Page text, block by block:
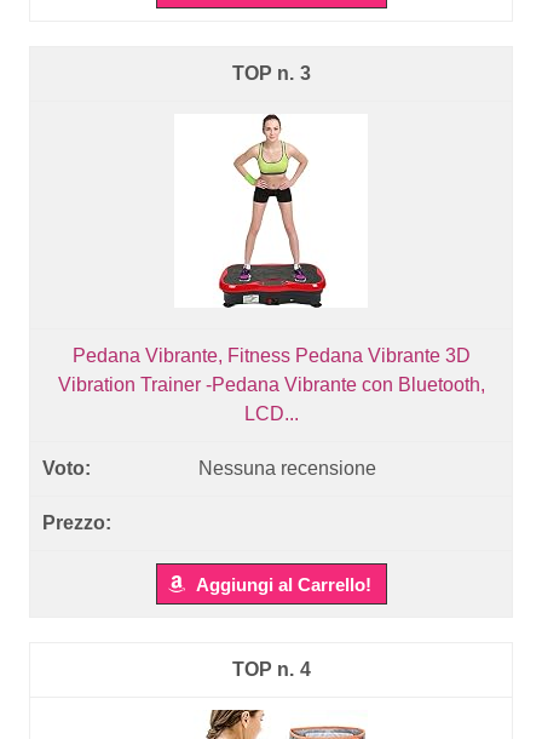
3
Pedana Vibrante, Fitness Pedana Vibrante 3D
Vibration Trainer -Pedana Vibrante con Bluetooth,
LCD...
Nessuna recensione
Aggiungi al Carrello!
4